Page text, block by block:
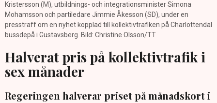
Kristersson (M), utbildnings- och integrationsminister Simona
Mohamsson och partiledare Jimmie Åkesson (SD), under en
pressträff om en nyhet kopplad till kollektivtrafiken på Charlottendal
bussdepå i Gustavsberg. Bild: Christine Olsson/TT
Halverat pris på kollektivtrafik i
sex månader
Regeringen halverar priset på månadskort i